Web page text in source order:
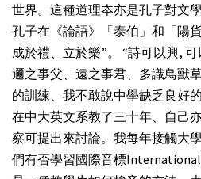
世界。這種道理夲亦是孔子對文
孔子在《論語》「泰伯」和「陽
成於禮、立於樂”。 “詩可以興,
邇之事父、遠之事君、多識鳥獸
的訓練、我不敢說中學缺乏良好
在中大英文系教了三十年、自己
察可提出來討論。我每年接觸大
們有否學習國際音標